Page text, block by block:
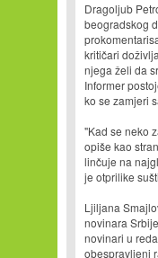
Dragoljub
beogradskog
kritičari
njega želi da
Informer
ko se zamjeri
"Kad se neko
opiše kao
linčuje na
je otprilike
Ljiljana
novinara
novinari u
obespravljeni